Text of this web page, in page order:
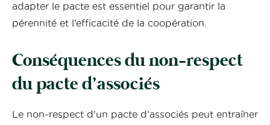
adapter le pacte est essentiel pour garantir la
pérennité et l’efficacité de la coopération.
Conséquences du non-respect
du pacte d’associés
Le non-respect d’un pacte d’associés peut entraîner